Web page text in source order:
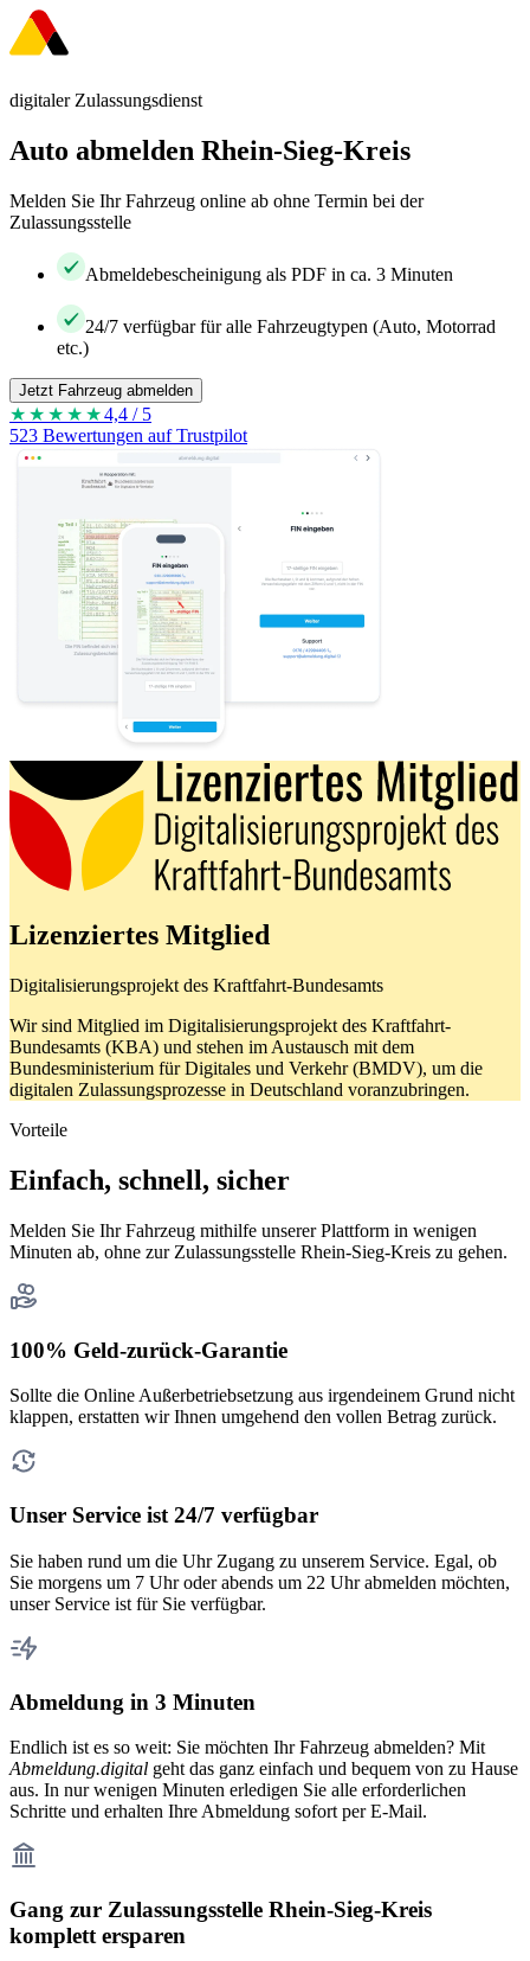
digitaler Zulassungsdienst
Auto abmelden Rhein-Sieg-Kreis
Melden Sie Ihr Fahrzeug online ab ohne Termin bei der
Zulassungsstelle
Abmeldebescheinigung als PDF in ca. 3 Minuten
24/7 verfügbar für alle Fahrzeugtypen (Auto, Motorrad
etc.)
Jetzt Fahrzeug abmelden
★★★★ ★4,4 / 5
523 Bewertungen auf Trustpilot
Lizenziertes Mitglied
Digitalisierungsprojekt des Kraftfahrt-Bundesamts
Wir sind Mitglied im Digitalisierungsprojekt des Kraftfahrt-
Bundesamts (KBA) und stehen im Austausch mit dem
Bundesministerium für Digitales und Verkehr (BMDV), um die
digitalen Zulassungsprozesse in Deutschland voranzubringen.
Vorteile
Einfach, schnell, sicher
Melden Sie Ihr Fahrzeug mithilfe unserer Plattform in wenigen
Minuten ab, ohne zur Zulassungsstelle Rhein-Sieg-Kreis zu gehen.
100% Geld-zurück-Garantie
Sollte die Online Außerbetriebsetzung aus irgendeinem Grund nicht
klappen, erstatten wir Ihnen umgehend den vollen Betrag zurück.
Unser Service ist 24/7 verfügbar
Sie haben rund um die Uhr Zugang zu unserem Service. Egal, ob
Sie morgens um 7 Uhr oder abends um 22 Uhr abmelden möchten,
unser Service ist für Sie verfügbar.
Abmeldung in 3 Minuten
Endlich ist es so weit: Sie möchten Ihr Fahrzeug abmelden? Mit
Abmeldung.digital geht das ganz einfach und bequem von zu Hause
aus. In nur wenigen Minuten erledigen Sie alle erforderlichen
Schritte und erhalten Ihre Abmeldung sofort per E-Mail.
Gang zur Zulassungsstelle Rhein-Sieg-Kreis
komplett ersparen